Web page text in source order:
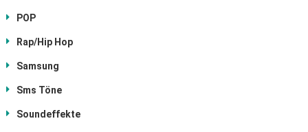
POP
Rap/Hip Hop
Samsung
Sms Töne
Soundeffekte